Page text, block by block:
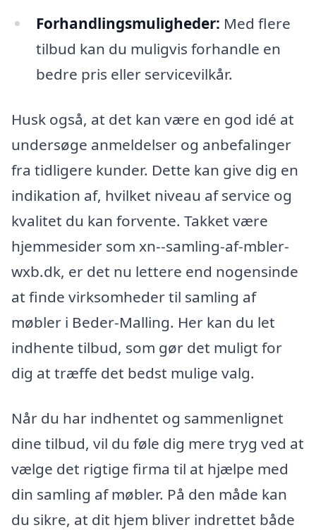
Forhandlingsmuligheder: Med flere
tilbud kan du muligvis forhandle en
bedre pris eller servicevilkår.
Husk også, at det kan være en god idé at
undersøge anmeldelser og anbefalinger
fra tidligere kunder. Dette kan give dig en
indikation af, hvilket niveau af service og
kvalitet du kan forvente. Takket være
hjemmesider som xn--samling-af-mbler-
wxb.dk, er det nu lettere end nogensinde
at finde virksomheder til samling af
møbler i Beder-Malling. Her kan du let
indhente tilbud, som gør det muligt for
dig at træffe det bedst mulige valg.
Når du har indhentet og sammenlignet
dine tilbud, vil du føle dig mere tryg ved at
vælge det rigtige firma til at hjælpe med
din samling af møbler. På den måde kan
du sikre, at dit hjem bliver indrettet både